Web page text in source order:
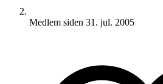
Medlem siden 31. jul. 2005